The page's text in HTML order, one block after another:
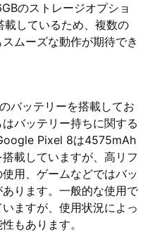
のストレージオプショ
載しているため、複数の
ムーズな動作が期待でき
バッテリーを搭載してお
バッテリー持ちに関する
Pixel 8は4575mAh
載していますが、高リフ
用、ゲームなどではバッ
ります。一般的な使用で
ますが、使用状況によっ
もあります。